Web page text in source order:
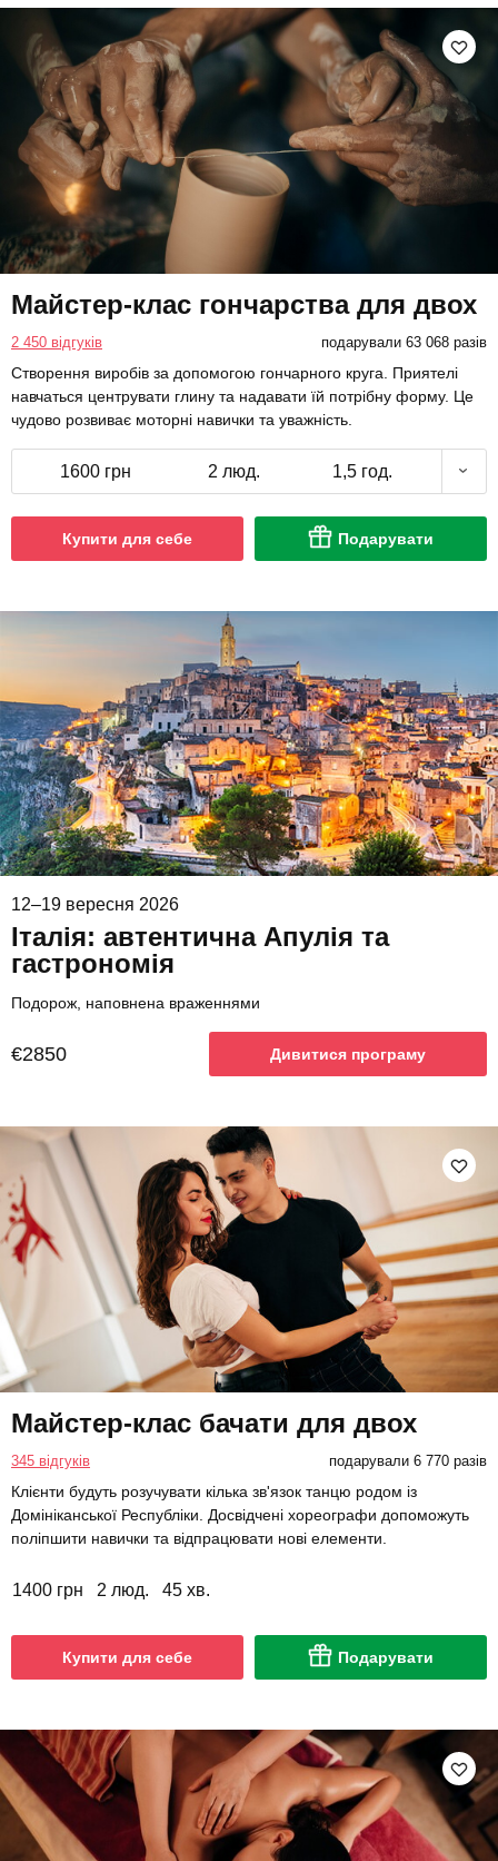
Майстер-клас гончарства для двох
2 450 відгуків подарували 63 068 разів
Створення виробів за допомогою гончарного круга. Приятелі
навчаться центрувати глину та надавати їй потрібну форму. Це
чудово розвиває моторні навички та уважність.
1600 грн 2 люд. 1,5 год.
Купити для себе Подарувати
12–19 вересня 2026
Італія: автентична Апулія та
гастрономія
Подорож, наповнена враженнями
€2850 Дивитися програму
Майстер-клас бачати для двох
345 відгуків подарували 6 770 разів
Клієнти будуть розучувати кілька зв'язок танцю родом із
Домініканської Республіки. Досвідчені хореографи допоможуть
поліпшити навички та відпрацювати нові елементи.
1400 грн 2 люд. 45 хв.
Купити для себе Подарувати